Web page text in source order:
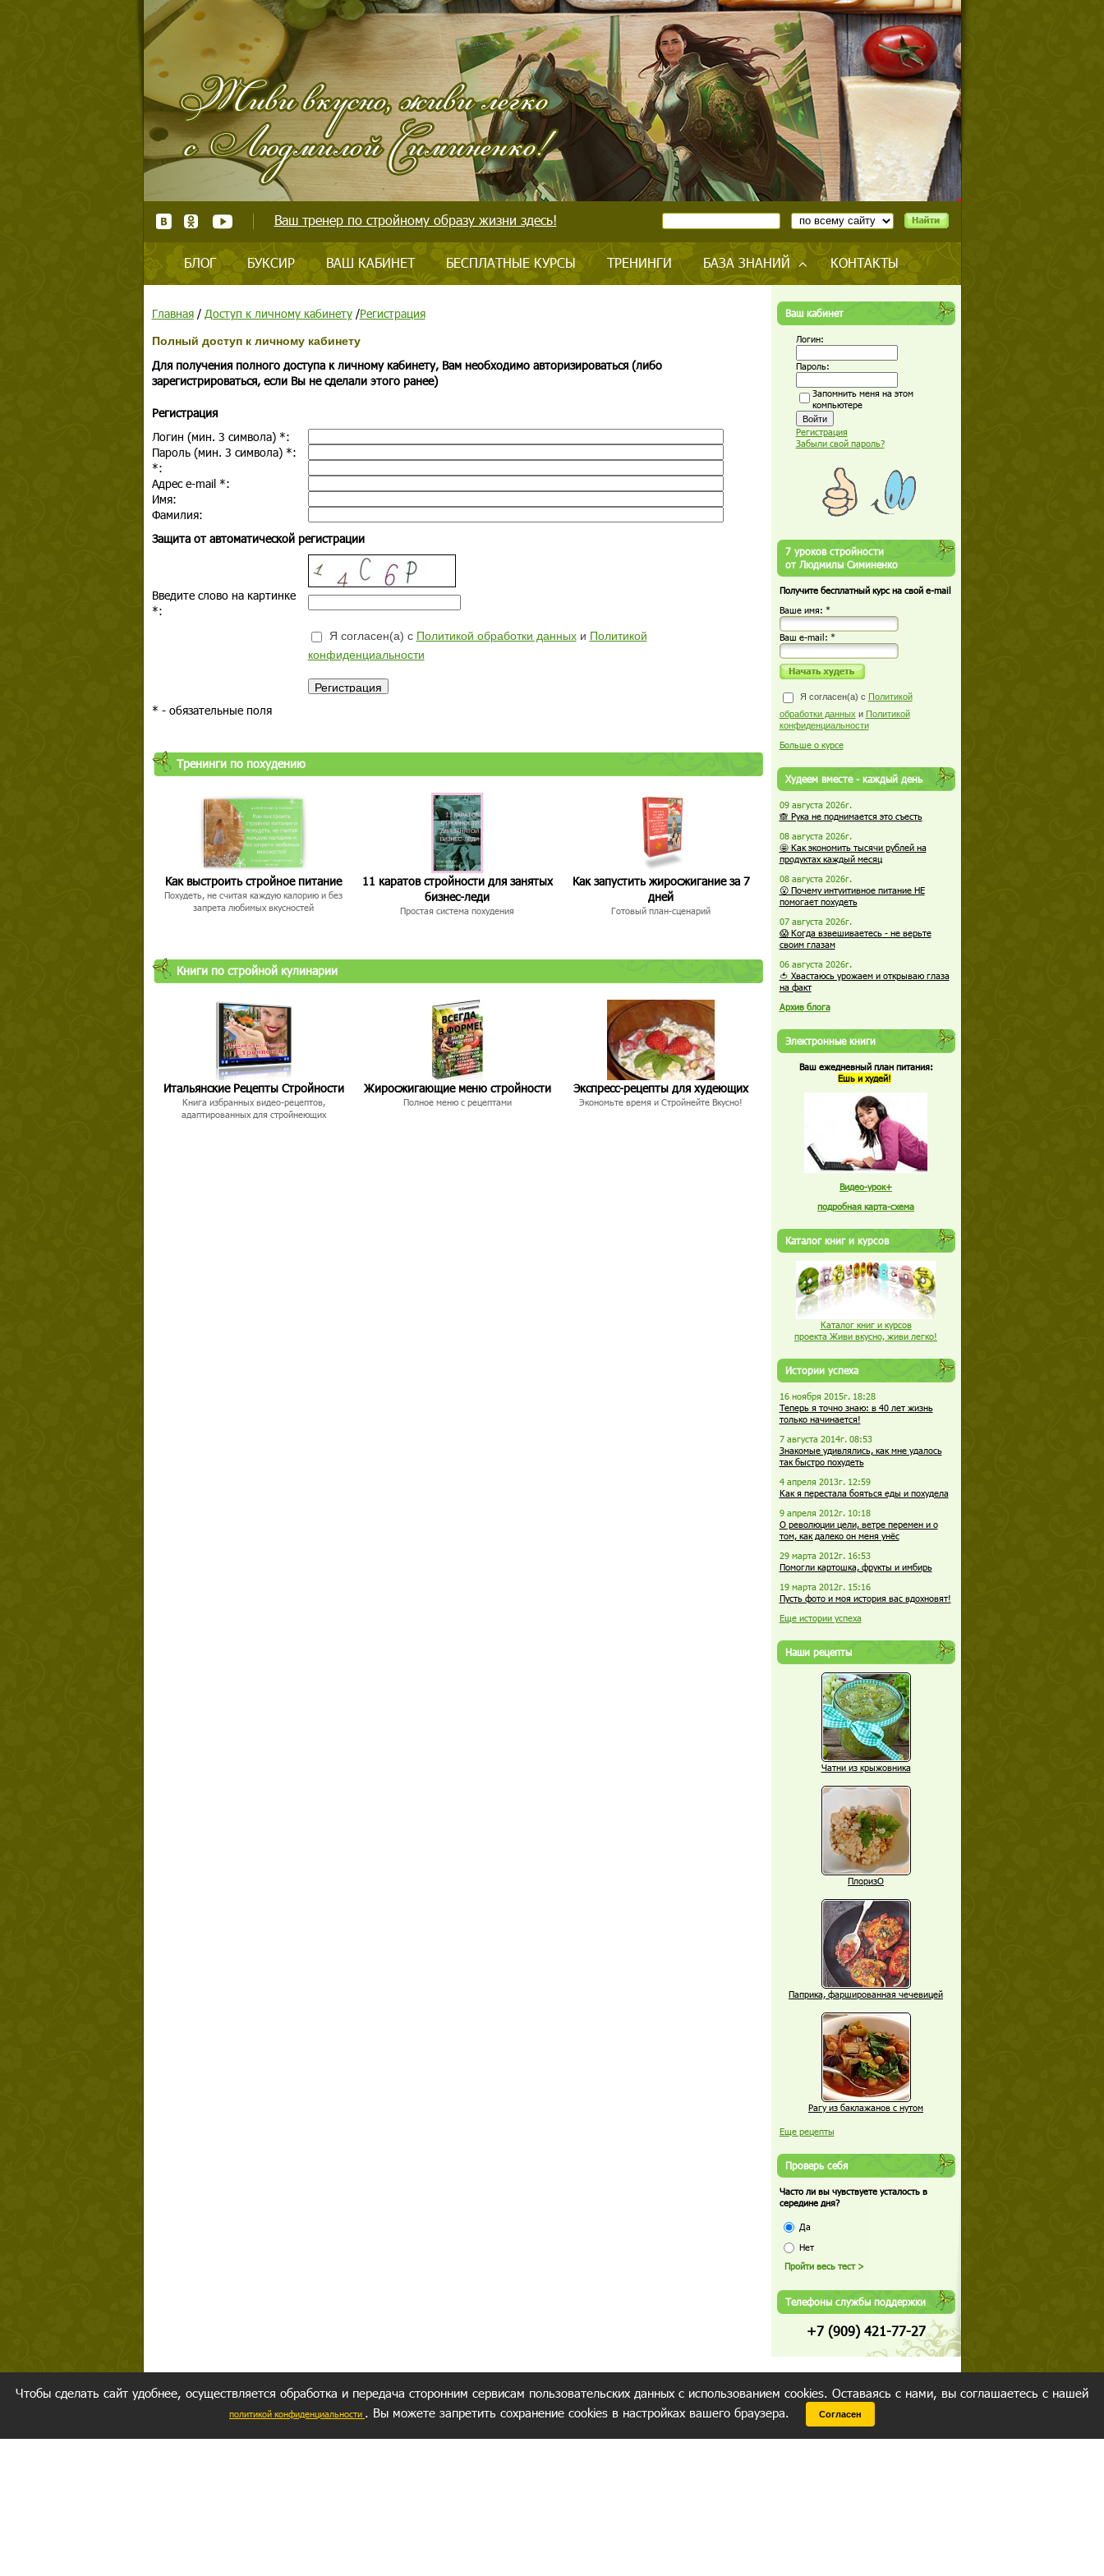
Ваш тренер по стройному образу жизни здесь!
БЛОГ БУКСИР ВАШ КАБИНЕТ БЕСПЛАТНЫЕ КУРСЫ ТРЕНИНГИ БАЗА ЗНАНИЙ КОНТАКТЫ
Главная/ Доступ к личному кабинету/Регистрация
Полный доступ к личному кабинету
Для получения полного доступа к личному кабинету, Вам необходимо авторизироваться (либо
зарегистрироваться, если Вы не сделали этого ранее)
Регистрация
Логин (мин. 3 символа) *:
Пароль (мин. 3 символа) *:
*:
Адрес e-mail *:
Имя:
Фамилия:
Защита от автоматической регистрации
Введите слово на картинке
*:
Я согласен(а) с Политикой обработки данныхи Политикой
конфиденциальности
* - обязательные поля
Тренинги по похудению
Как выстроить стройное питание
Похудеть, не считая каждую калорию и без
запрета любимых вкусностей
11 каратов стройности для занятых
бизнес-леди
Простая система похудения
Как запустить жиросжигание за 7
дней
Готовый план-сценарий
Книги по стройной кулинарии
Итальянские Рецепты Стройности
Книга избранных видео-рецептов,
адаптированных для стройнеющих
Жиросжигающие меню стройности
Полное меню с рецептами
Экспресс-рецепты для худеющих
Экономьте время и Стройнейте Вкусно!
Ваш кабинет
Логин:
Пароль:
Запомнить меня на этом
компьютере
Регистрация
Забыли свой пароль?
7 уроков стройности
от Людмилы Симиненко
Получите бесплатный курс на свой e-mail
Ваше имя: *
Ваш е-mail: *
Я согласен(а) с Политикой
обработки данных и Политикой
конфиденциальности
Больше о курсе
Худеем вместе - каждый день
09 августа 2026г.
🙈 Рука не поднимается это съесть
08 августа 2026г.
🤩 Как экономить тысячи рублей на
продуктах каждый месяц
08 августа 2026г.
😮 Почему интуитивное питание НЕ
помогает похудеть
07 августа 2026г.
😱 Когда взвешиваетесь - не верьте
своим глазам
06 августа 2026г.
🍅 Хвастаюсь урожаем и открываю глаза
на факт
Архив блога
Электронные книги
Ваш ежедневный план питания:
Ешь и худей!
Видео-урок+
подробная карта-схема
Каталог книг и курсов
Каталог книг и курсов
проекта Живи вкусно, живи легко!
Истории успеха
16 ноября 2015г. 18:28
Теперь я точно знаю: в 40 лет жизнь
только начинается!
7 августа 2014г. 08:53
Знакомые удивлялись, как мне удалось
так быстро похудеть
4 апреля 2013г. 12:59
Как я перестала бояться еды и похудела
9 апреля 2012г. 10:18
О революции цели, ветре перемен и о
том, как далеко он меня унёс
29 марта 2012г. 16:53
Помогли картошка, фрукты и имбирь
19 марта 2012г. 15:16
Пусть фото и моя история вас вдохновят!
Еще истории успеха
Наши рецепты
Чатни из крыжовника
ПлоризО
Паприка, фаршированная чечевицей
Рагу из баклажанов с нутом
Еще рецепты
Проверь себя
Часто ли вы чувствуете усталость в
середине дня?
Да
Нет
Телефоны службы поддержки
+7 (909) 421-77-27
Чтобы сделать сайт удобнее, осуществляется обработка и передача сторонним сервисам пользовательских данных с использованием cookies. Оставаясь с нами, вы соглашаетесь с нашей
политикой конфиденциальности . Вы можете запретить сохранение cookies в настройках вашего браузера. Согласен